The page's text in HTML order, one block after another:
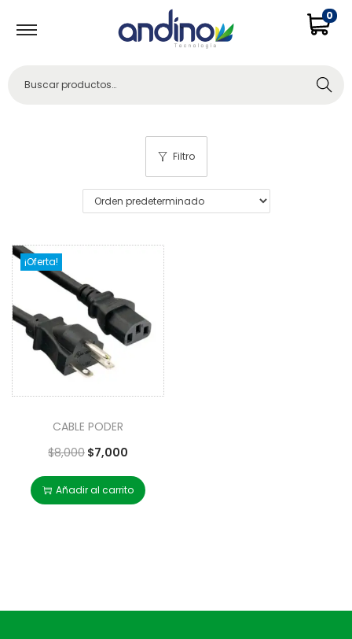
0
Buscar
Filtro
¡Oferta!
CABLE PODER
$8,000 $7,000
Añadir al carrito